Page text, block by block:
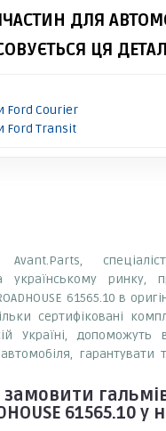
ДЛЯ
ЦЯ
Ford Courier
Ford Transit
Avant.Parts,
українському ринку,
61565.10 в
сертифіковані
Україні, допоможуть
гарантувати
замовити
61565.10у